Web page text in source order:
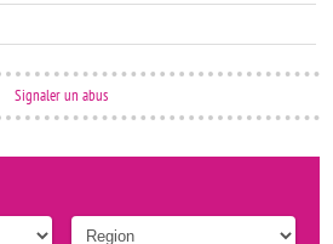
Signaler un abus